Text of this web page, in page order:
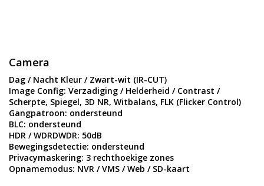
Camera
Dag / Nacht Kleur / Zwart-wit (IR-CUT)
Image Config: Verzadiging / Helderheid / Contrast /
Scherpte, Spiegel, 3D NR, Witbalans, FLK (Flicker Control)
Gangpatroon: ondersteund
BLC: ondersteund
HDR / WDRDWDR: 50dB
Bewegingsdetectie: ondersteund
Privacymaskering: 3 rechthoekige zones
Opnamemodus: NVR / VMS / Web / SD-kaart